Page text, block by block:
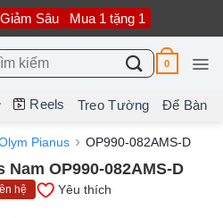
Giảm Sâu Mua 1 tặng 1
0
Reels Treo Tường Để Bàn
Pianus OP990-082AMS-D
OP990-082AMS-D
hệ Yêu thích